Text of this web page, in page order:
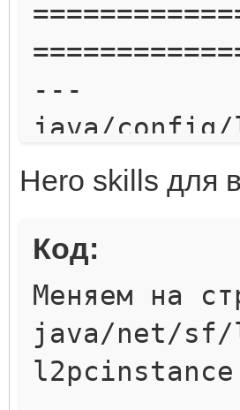
---
java/
1791)
+++ java/
copy)
@@ -138,3
# ex.:
# no ";" at
Hero skills для
Код:
Меняем на
java/net/sf/